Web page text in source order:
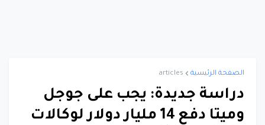
الصفحة الرئيسية articles
دراسة جديدة: يجب على جوجل
وميتا دفع 14 مليار دولار لوكالات